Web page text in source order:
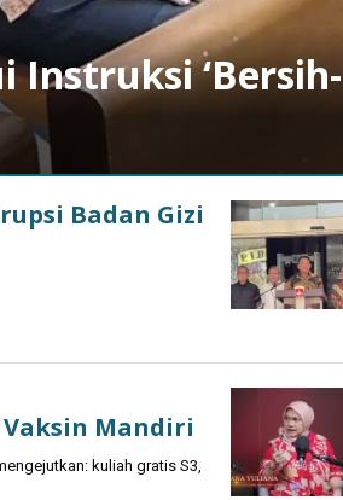
Instruksi ‘Bersih-
Badan Gizi
Mandiri
kuliah gratis S3,